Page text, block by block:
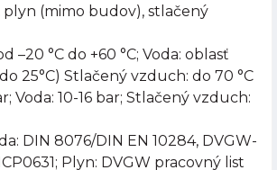
plyn (mimo budov), stlačený
–20 °C do +60 °C; Voda: oblasť
25°C) Stlačený vzduch: do 70 °C
Voda: 10-16 bar; Stlačený vzduch:
DIN 8076/DIN EN 10284, DVGW-
Plyn: DVGW pracovný list